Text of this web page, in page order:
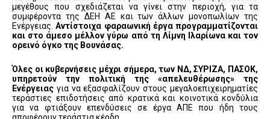
μεγέθους που σχεδιάζεται να γίνει στην περιοχή, για τα
συμφέροντα της ΔΕΗ ΑΕ και των άλλων μονοπωλίων της
Ενέργειας.Αντίστοιχα φαραωνική έργα προγραμματίζονται
και στο άμεσο μέλλον γύρω από τη Λίμνη Ιλαρίωνα και τον
ορεινό όγκο της Βουνάσας.
Όλες οι κυβερνήσεις μέχρι σήμερα, των ΝΔ, ΣΥΡΙΖΑ, ΠΑΣΟΚ,
υπηρετούν την πολιτική της «απελευθέρωσης» της
Ενέργειας για να εξασφαλίζουν στους μεγαλοεπιχειρηματίες
τεράστιες επιδοτήσεις από κρατικά και κοινοτικά κονδύλια
για να φτιάξουν επενδύσεις σε έργα ΑΠΕ που ήδη τους
αποφέρουν τεράστια κέρδη.